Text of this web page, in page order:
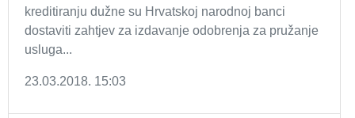
kreditiranju dužne su Hrvatskoj narodnoj banci
dostaviti zahtjev za izdavanje odobrenja za pružanje
usluga...
23.03.2018. 15:03